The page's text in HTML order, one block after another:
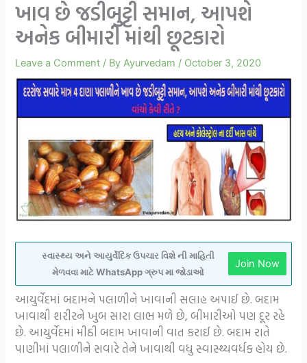
ખાવ છે જડીબુટ્ટી સમાન, આપશે
અનેક બીમારી માંથી છૂટકારો
Leave a Comment / By Ayurvedam / October 3, 2020
સ્વાસ્થ્ય અને આયુર્વેદિક ઉપચાર વિશે ની માહિતી
મેળવવા માટે WhatsApp ગ્રુપ મા જોડાઓ
Join Now
આયુર્વેદમાં બદામને પલાળીને ખાવાની સલાહ અપાઈ છે. બદામ
ખાવાથી શરીરને ખુબ સારા લાભ મળે છે, બીમારીઓ પણ દૂર રહે
છે. આયુર્વેદમાં મીઠી બદામ ખાવાની વાત કરાઈ છે. બદામ રાતે
પાણીમાં પલાળીને સવારે તેને ખાવાથી વધુ સ્વાસ્થ્યવર્ધક હોય છે.